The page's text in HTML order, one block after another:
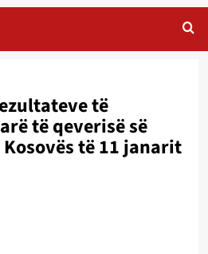
të
të qeverisë së
të 11 janarit